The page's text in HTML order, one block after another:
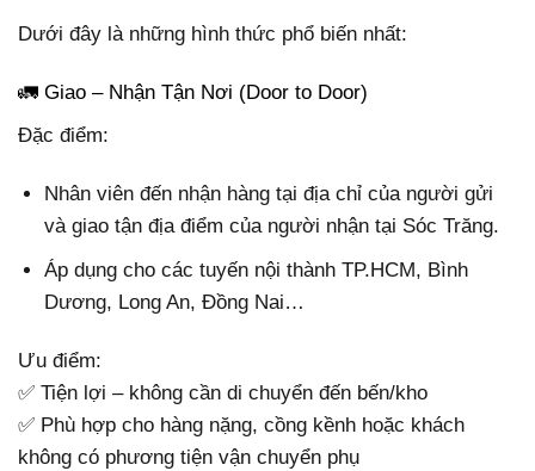
Dưới đây là những hình thức phổ biến nhất:
🚛 Giao – Nhận Tận Nơi (Door to Door)
Đặc điểm:
Nhân viên đến nhận hàng tại địa chỉ của người gửi
và giao tận địa điểm của người nhận tại Sóc Trăng.
Áp dụng cho các tuyến nội thành TP.HCM, Bình
Dương, Long An, Đồng Nai…
Ưu điểm:
✅ Tiện lợi – không cần di chuyển đến bến/kho
✅ Phù hợp cho hàng nặng, cồng kềnh hoặc khách
không có phương tiện vận chuyển phụ